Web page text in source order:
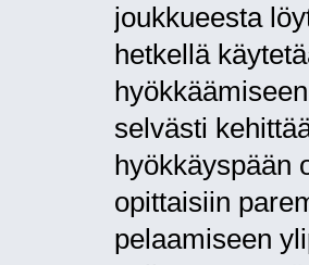
joukkueesta
hetkellä
selvästi
hyökkäyspään
opittaisiin
pelaamiseen